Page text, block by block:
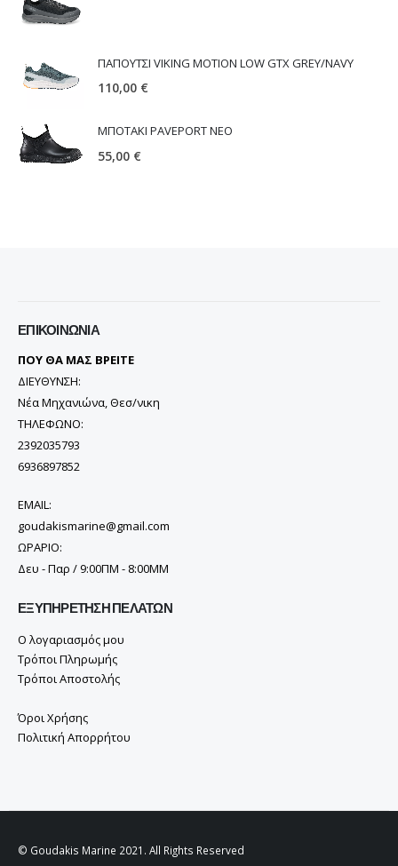
ΠΑΠΟΥΤΣΙ VIKING MOTION LOW GTX GREY/NAVY
110,00 €
ΜΠΟΤΑΚΙ PAVEPORT NEO
55,00 €
ΕΠΙΚΟΙΝΩΝΊΑ
ΠΟΥ ΘΑ ΜΑΣ ΒΡΕΙΤΕ
ΔΙΕΥΘΥΝΣΗ:
Νέα Μηχανιώνα, Θεσ/νικη
ΤΗΛΕΦΩΝΟ:
2392035793
6936897852
EMAIL:
goudakismarine@gmail.com
ΩΡΑΡΙΟ:
Δευ - Παρ / 9:00ΠΜ - 8:00ΜΜ
ΕΞΥΠΗΡΈΤΗΣΗ ΠΕΛΑΤΏΝ
Ο λογαριασμός μου
Τρόποι Πληρωμής
Τρόποι Αποστολής
Όροι Χρήσης
Πολιτική Απορρήτου
© Goudakis Marine 2021. All Rights Reserved